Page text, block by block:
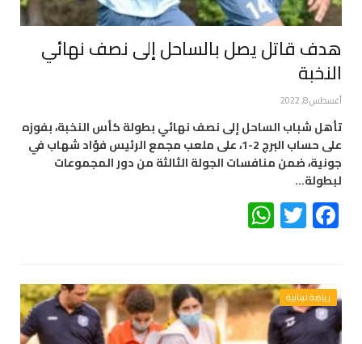
هدف قاتل يصل بالساحل إلى نصف نهائي
النخبة
أغسطس 8, 2022
تأهل شباب الساحل إلى نصف نهائي بطولة كأس النخبة، بفوزه
على حساب البرج 2-1، على ملعب مجمع الرئيس فؤاد شهاب في
جونية، ضمن منافسات الجولة الثالثة من دور المجموعات
لبطولة…
Facebook
Twitter
رياضة لبنانية